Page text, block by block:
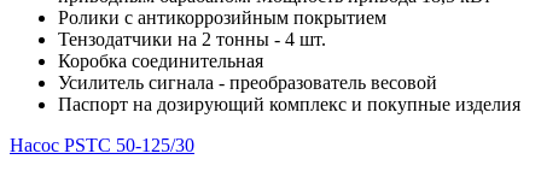
Ролики с антикоррозийным покрытием
Тензодатчики на 2 тонны - 4 шт.
Коробка соединительная
Усилитель сигнала - преобразователь весовой
Паспорт на дозирующий комплекс и покупные изделия
Насос PSTC 50-125/30